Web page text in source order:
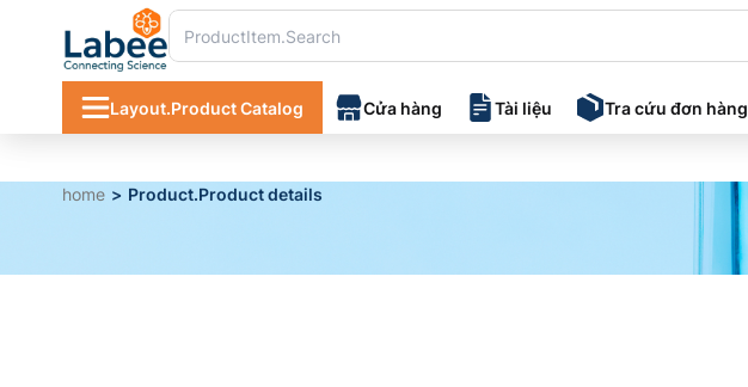
Layout.Product Catalog Cửa hàng Tài liệu Tra cứu đơn hàng
home Product.Product details